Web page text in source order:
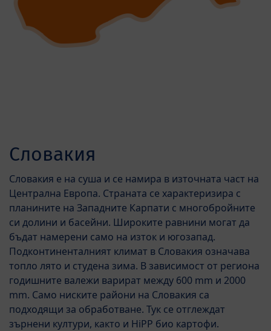
Словакия
Словакия е на суша и се намира в източната част на
Централна Европа. Страната се характеризира с
планините на Западните Карпати с многобройните
си долини и басейни. Широките равнини могат да
бъдат намерени само на изток и югозапад.
Подконтиненталният климат в Словакия означава
топло лято и студена зима. В зависимост от региона
годишните валежи варират между 600 mm и 2000
mm. Само ниските райони на Словакия са
подходящи за обработване. Тук се отглеждат
зърнени култури, както и HiPP био картофи.